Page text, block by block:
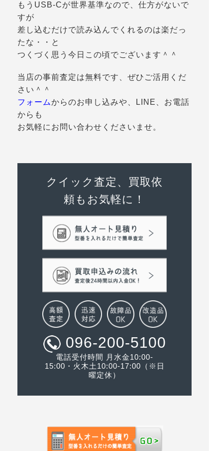
もうUSB-Cが世界基準なので、仕方がないで
すが
差し込むだけで読み込んでくれるのは楽だっ
たな・・と
つくづく思う今日この頃でございます＾＾
当店の事前査定は無料です、ぜひご活用くだ
さい＾＾
フォームからのお申し込みや、LINE、お電話
からも
お気軽にお問い合わせくださいませ。
クイック査定、買取依
頼もお気軽に！
096-200-5100
電話受付時間 月水金10:00-
15:00・火木土10:00-17:00（※日
曜定休）